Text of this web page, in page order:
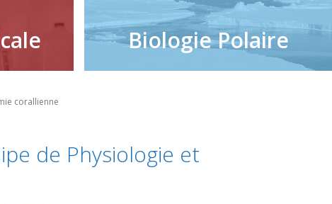
Biologie Polaire
corallienne
de Physiologie et